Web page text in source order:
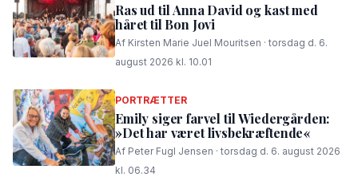
Ras ud til Anna David og kast med
håret til Bon Jovi
Af Kirsten Marie Juel Mouritsen · torsdag d. 6.
august 2026 kl. 10.01
PORTRÆTTER
Emily siger farvel til Wiedergården:
»Det har været livsbekræftende«
Af Peter Fugl Jensen · torsdag d. 6. august 2026
kl. 06.34